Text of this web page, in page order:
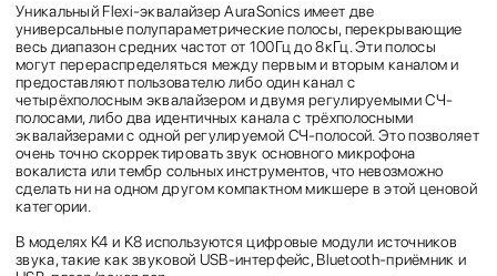
Уникальный Flexi-эквалайзер AuraSonics имеет две
универсальные полупараметрические полосы, перекрывающие
весь диапазон средних частот от 100Гц до 8кГц. Эти полосы
могут перераспределяться между первым и вторым каналом и
предоставляют пользователю либо один канал с
четырёхполосным эквалайзером и двумя регулируемыми СЧ-
полосами, либо два идентичных канала с трёхполосными
эквалайзерами с одной регулируемой СЧ-полосой. Это позволяет
очень точно скорректировать звук основного микрофона
вокалиста или тембр сольных инструментов, что невозможно
сделать ни на одном другом компактном микшере в этой ценовой
категории.
В моделях K4 и K8 используются цифровые модули источников
звука, такие как звуковой USB-интерфейс, Bluetooth-приёмник и